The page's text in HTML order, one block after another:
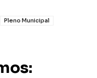
Pleno Municipal